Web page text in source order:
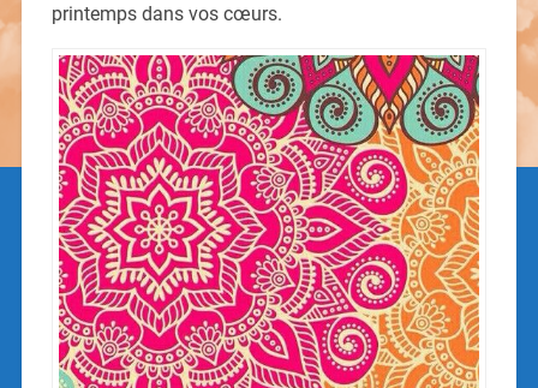
printemps dans vos cœurs.